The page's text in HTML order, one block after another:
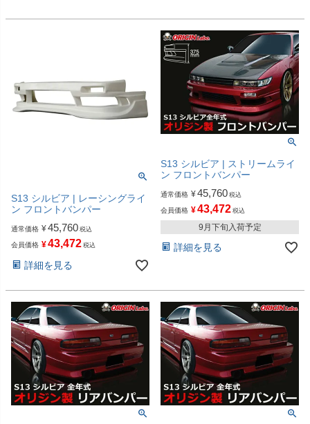
S13 シルビア | レーシングライ
ン フロントバンパー
通常価格 ¥45,760 税込
会員価格 ¥43,472 税込
詳細を見る
S13 シルビア | ストリームライ
ン フロントバンパー
通常価格 ¥45,760 税込
会員価格 ¥43,472 税込
9月下旬入荷予定
詳細を見る